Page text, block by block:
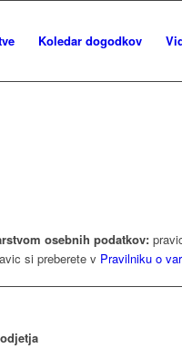
Koledar dogodkov
osebnih podatkov:
si preberete v Pravilniku o